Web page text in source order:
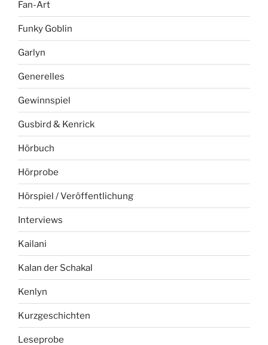
Fan-Art
Funky Goblin
Garlyn
Generelles
Gewinnspiel
Gusbird & Kenrick
Hörbuch
Hörprobe
Hörspiel / Veröffentlichung
Interviews
Kailani
Kalan der Schakal
Kenlyn
Kurzgeschichten
Leseprobe